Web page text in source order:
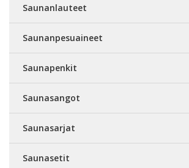
Saunanlauteet
Saunanpesuaineet
Saunapenkit
Saunasangot
Saunasarjat
Saunasetit